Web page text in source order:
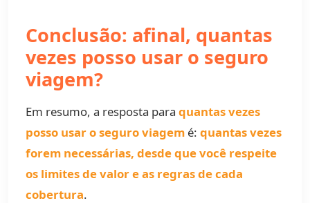
Conclusão: afinal, quantas
vezes posso usar o seguro
viagem?
Em resumo, a resposta para quantas vezes
posso usar o seguro viagem é: quantas vezes
forem necessárias, desde que você respeite
os limites de valor e as regras de cada
cobertura.